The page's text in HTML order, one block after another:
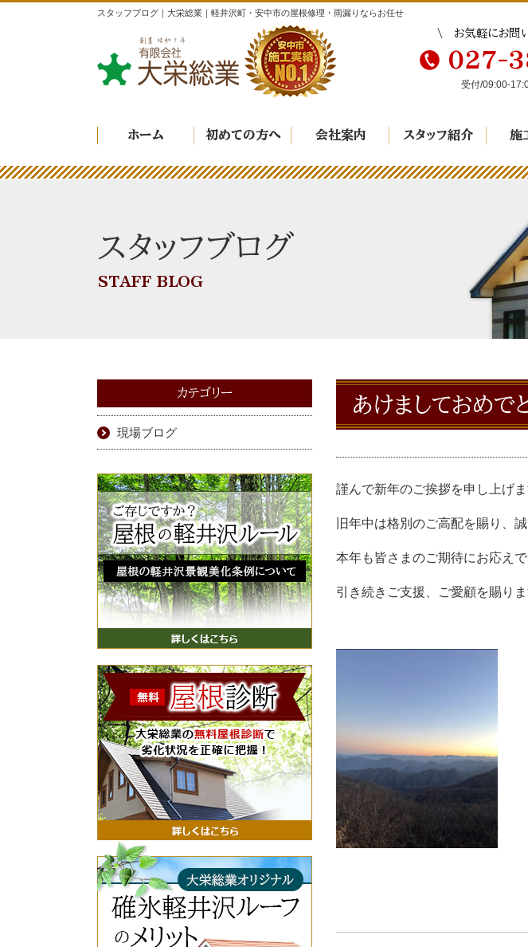
スタッフブログ｜大栄総業｜軽井沢町・安中市の屋根修理・雨漏りならお任せ
お気軽にお問
027-
受付/09:00-
ホーム 初めての方へ 会社案内 スタッフ紹介 施
スタッフブログ
STAFF BLOG
あけましておめで
謹んで新年のご挨拶を申し上げま
旧年中は格別のご高配を賜り、
本年も皆さまのご期待にお応え
引き続きご支援、ご愛顧を賜り
カテゴリー
現場ブログ